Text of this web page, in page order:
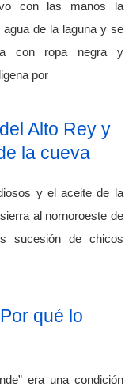
con las manos la
de la laguna y se
con ropa negra y
por
Alto Rey y
la cueva
y el aceite de la
al nornoroeste de
sucesión de chicos
qué lo
era una condición